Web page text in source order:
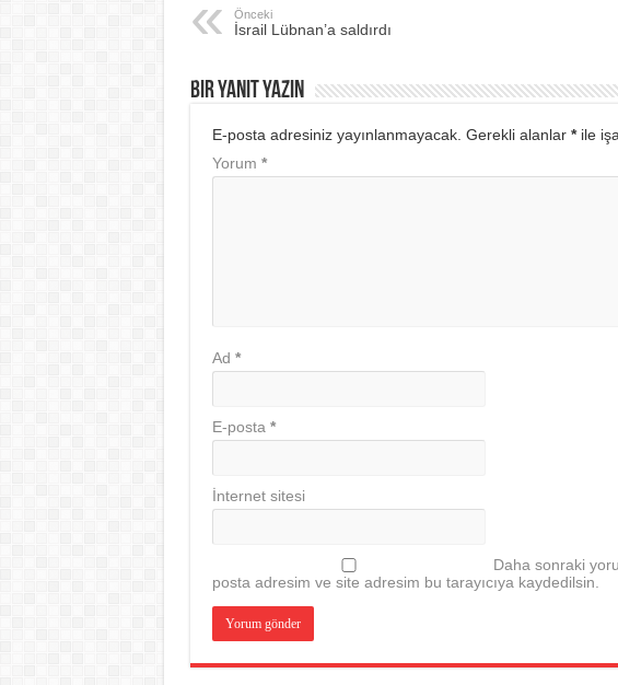
Önceki
İsrail Lübnan’a saldırdı
Bir yanıt yazın
E-posta adresiniz yayınlanmayacak. Gerekli alanlar *ile
Yorum *
Ad *
E-posta *
İnternet sitesi
Daha sonraki
posta adresim ve site adresim bu tarayıcıya kaydedilsin.